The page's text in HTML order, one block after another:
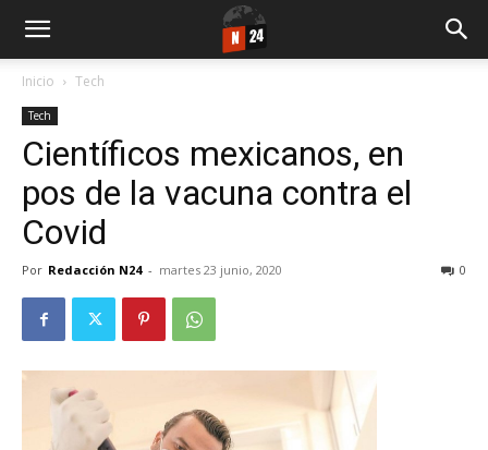
Inicio Tech
Tech
Científicos mexicanos, en
pos de la vacuna contra el
Covid
Por Redacción N24 - martes 23 junio, 2020 0